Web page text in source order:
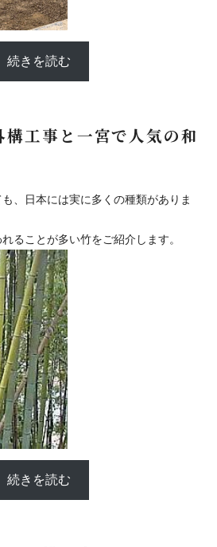
続きを読む
工事と一宮で人気の和
、日本には実に多くの種類がありま
ることが多い竹をご紹介します。
続きを読む